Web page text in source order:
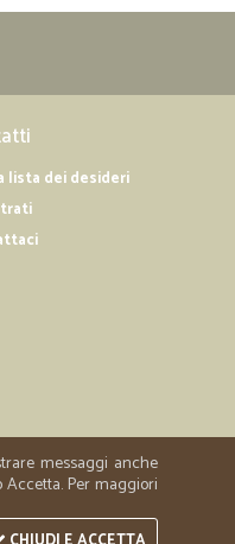
lista dei desideri
messaggi anche
Per maggiori